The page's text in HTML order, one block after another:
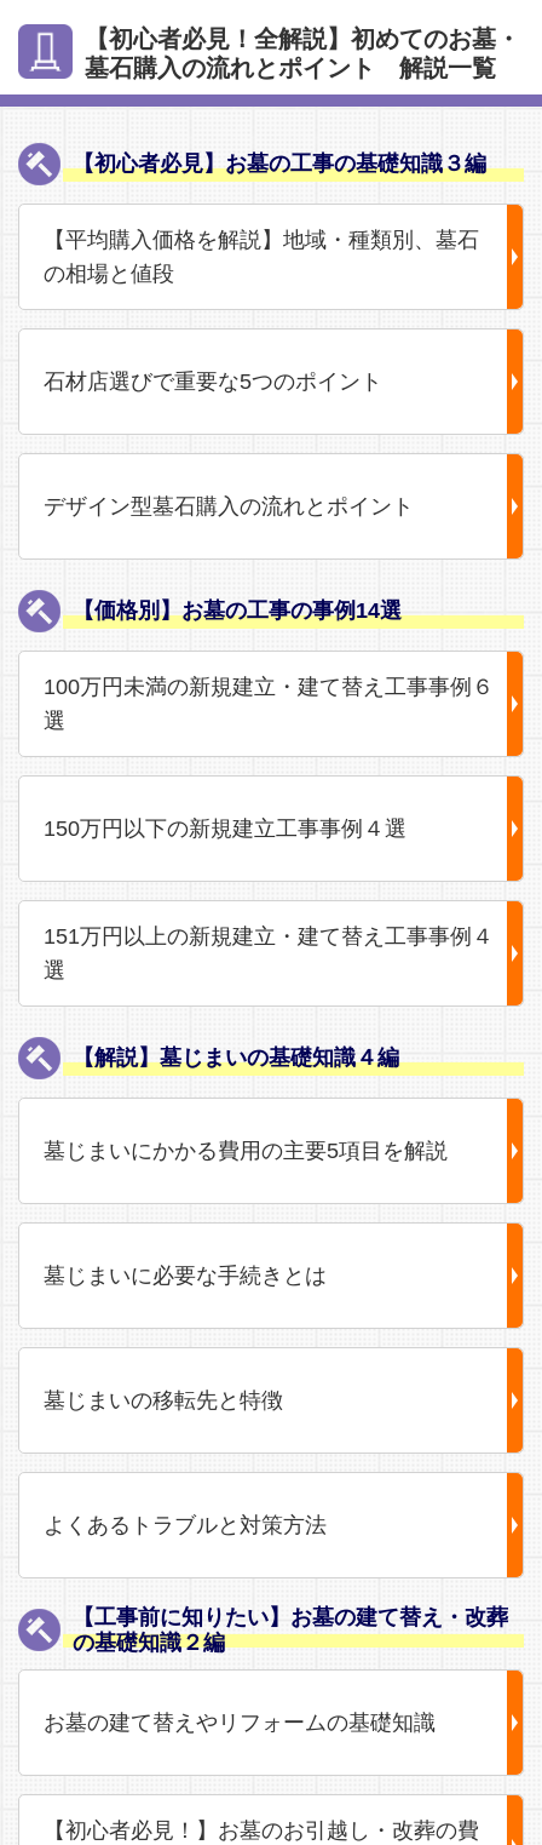
【初心者必見！全解説】初めてのお墓・
墓石購入の流れとポイント 解説一覧
【初心者必見】お墓の工事の基礎知識３編
【平均購入価格を解説】地域・種類別、墓石
の相場と値段
石材店選びで重要な5つのポイント
デザイン型墓石購入の流れとポイント
【価格別】お墓の工事の事例14選
100万円未満の新規建立・建て替え工事事例６
選
150万円以下の新規建立工事事例４選
151万円以上の新規建立・建て替え工事事例４
選
【解説】墓じまいの基礎知識４編
墓じまいにかかる費用の主要5項目を解説
墓じまいに必要な手続きとは
墓じまいの移転先と特徴
よくあるトラブルと対策方法
【工事前に知りたい】お墓の建て替え・改葬
の基礎知識２編
お墓の建て替えやリフォームの基礎知識
【初心者必見！】お墓のお引越し・改葬の費